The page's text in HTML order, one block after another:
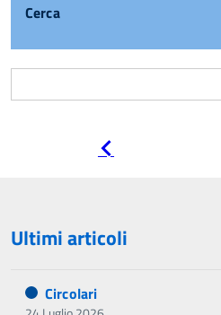
Cerca
Ultimi articoli
Circolari